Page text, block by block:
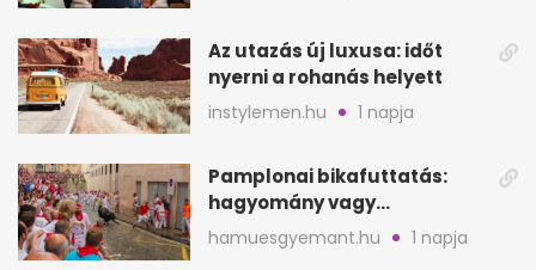
Az utazás új luxusa: időt
nyerni a rohanás helyett
instylemen.hu 1 napja
Pamplonai bikafuttatás:
hagyomány vagy
értelmetlen vérontás?
hamuesgyemant.hu 1 napja